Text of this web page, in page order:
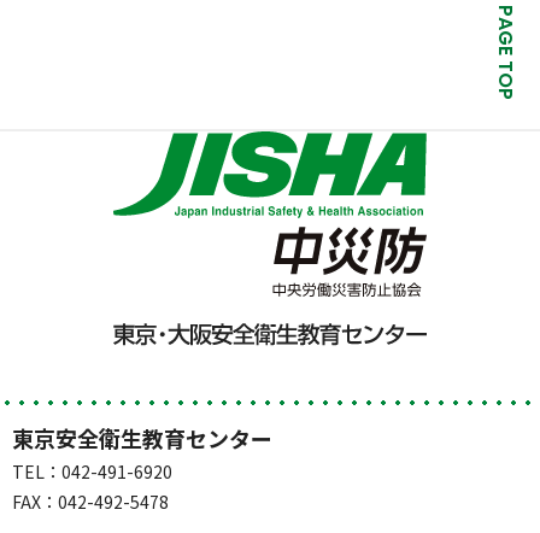
PAGE TOP
東京安全衛生教育センター
TEL：042-491-6920
FAX：042-492-5478